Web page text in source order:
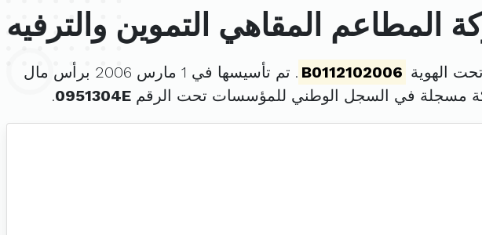
المطاعم المقاهي التموين والترفيه
الهوية B0112102006
. تم تأسيسها في 1 مارس 2006 برأس مال
مسجلة في السجل الوطني للمؤسسات تحت الرقم 0951304E
.